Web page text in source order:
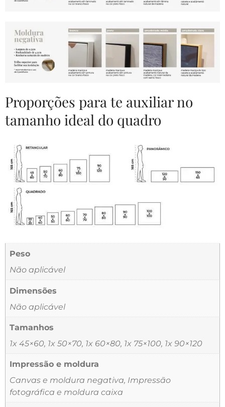
Proporções para te auxiliar no
tamanho ideal do quadro
Peso
Não aplicável
Dimensões
Não aplicável
Tamanhos
1x 45×60, 1x 50×70, 1x 60×80, 1x 75×100, 1x 90×120
Impressão e moldura
Canvas e moldura negativa, Impressão
fotográfica e moldura caixa